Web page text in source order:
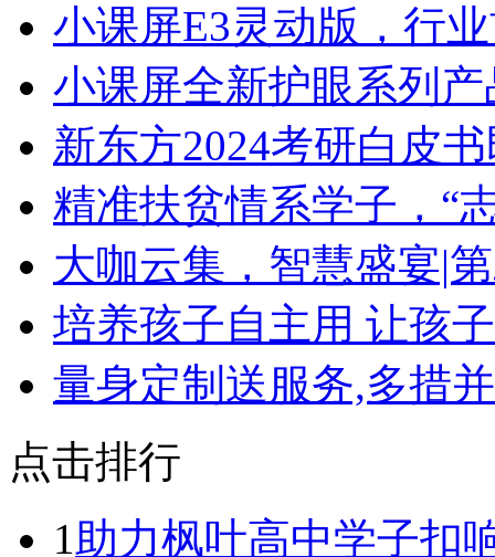
小课屏E3灵动版，行
小课屏全新护眼系列
新东方2024考研白皮
精准扶贫情系学子，“
大咖云集，智慧盛宴|
培养孩子自主用 让孩
量身定制送服务,多措
点击排行
1 助力枫叶高中学子扣